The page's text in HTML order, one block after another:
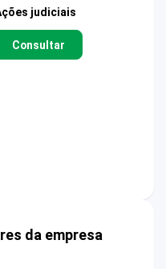
judiciais
Consultar
da empresa